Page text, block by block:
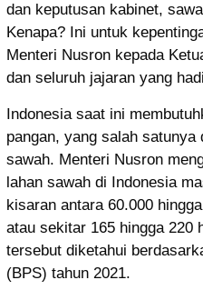
dan keputusan kabinet,
Kenapa? Ini untuk
Menteri Nusron kepada
dan seluruh jajaran yang
Indonesia saat ini
pangan, yang salah satunya
sawah. Menteri Nusron
lahan sawah di Indonesia
kisaran antara 60.000
atau sekitar 165 hingga 220
tersebut diketahui
(BPS) tahun 2021.